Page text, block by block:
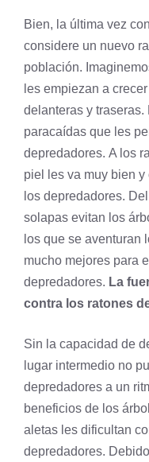
Bien, la última vez
considere un nuevo
población.
les empiezan a
delanteras y traseras.
paracaídas que les
depredadores. A los
piel les va muy bien
los depredadores.
solapas evitan los
los que se aventuran
mucho mejores para
depredadores. La
contra los ratones
Sin la capacidad de
lugar intermedio no
depredadores a un
beneficios de los
aletas les dificultan
depredadores.